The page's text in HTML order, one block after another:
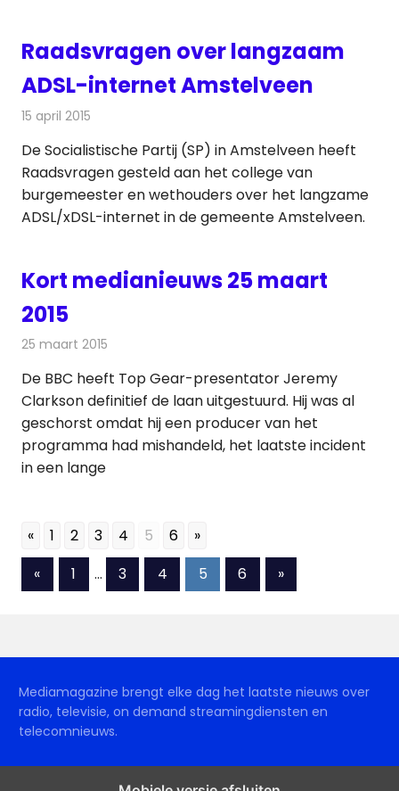
Raadsvragen over langzaam
ADSL-internet Amstelveen
15 april 2015
De Socialistische Partij (SP) in Amstelveen heeft
Raadsvragen gesteld aan het college van
burgemeester en wethouders over het langzame
ADSL/xDSL-internet in de gemeente Amstelveen.
Kort medianieuws 25 maart
2015
25 maart 2015
De BBC heeft Top Gear-presentator Jeremy
Clarkson definitief de laan uitgestuurd. Hij was al
geschorst omdat hij een producer van het
programma had mishandeld, het laatste incident
in een lange
« 1 2 3 4 5 6 »
Berichten
«Vorige
berichten
1 … 3 4 5 6
Volgende
berichten
»
Mediamagazine brengt elke dag het laatste nieuws over
radio, televisie, on demand streamingdiensten en
telecomnieuws.